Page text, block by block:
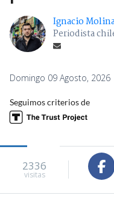
Ignacio
Periodista
Domingo 09 Agosto, 2026
Seguimos criterios de
2336
visitas